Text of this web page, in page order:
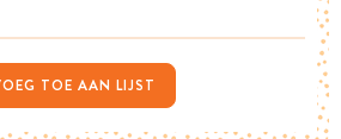
TOE AAN LIJST